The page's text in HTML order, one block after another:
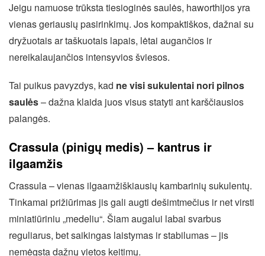
Jeigu namuose trūksta tiesioginės saulės, haworthijos yra
vienas geriausių pasirinkimų. Jos kompaktiškos, dažnai su
dryžuotais ar taškuotais lapais, lėtai augančios ir
nereikalaujančios intensyvios šviesos.
Tai puikus pavyzdys, kad ne visi sukulentai nori pilnos
saulės– dažna klaida juos visus statyti ant karščiausios
palangės.
Crassula (pinigų medis) – kantrus ir
ilgaamžis
Crassula – vienas ilgaamžiškiausių kambarinių sukulentų.
Tinkamai prižiūrimas jis gali augti dešimtmečius ir net virsti
miniatiūriniu „medeliu“. Šiam augalui labai svarbus
reguliarus, bet saikingas laistymas ir stabilumas – jis
nemėgsta dažnų vietos keitimų.